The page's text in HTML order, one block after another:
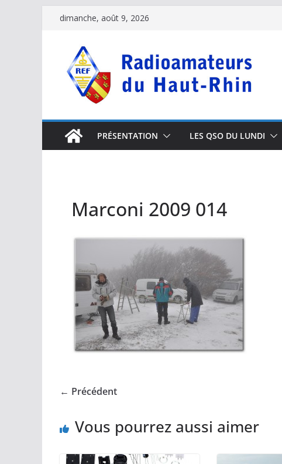
Passerdimanche, août 9, 2026
PRÉSENTATION LES QSO DU LUNDI
Marconi 2009 014
← Précédent
Vous pourrez aussi aimer